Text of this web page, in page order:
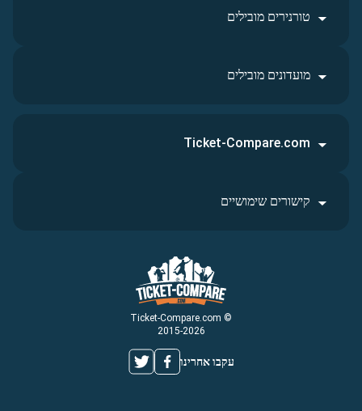
טורנירים מובילים
מועדונים מובילים
© Ticket-Compare.com
2015-2026
עקבו אחרינו
Ticket-Compare.com
קישורים שימושיים